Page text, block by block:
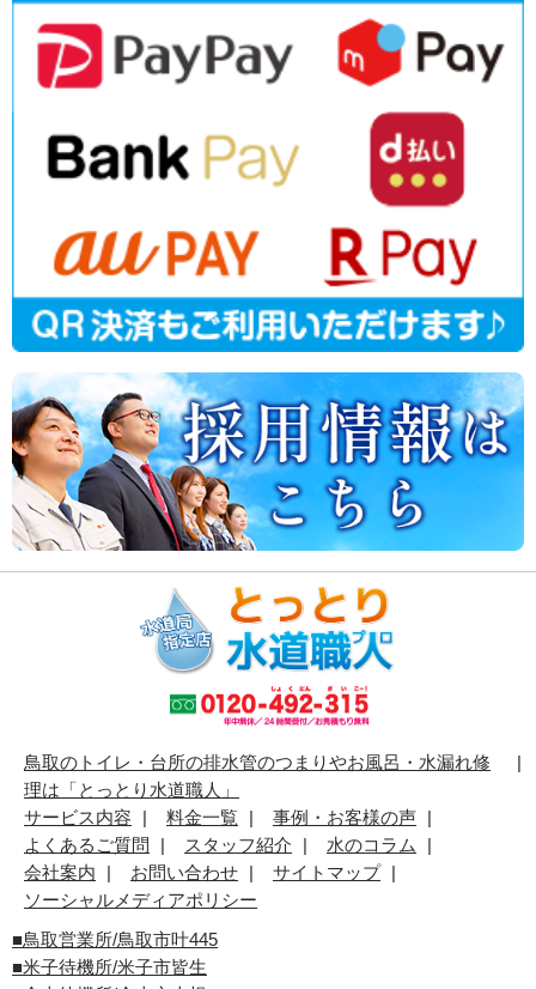
鳥取のトイレ・台所の排水管のつまりやお風呂・水漏れ修
理は「とっとり水道職人」
サービス内容
料金一覧
事例・お客様の声
よくあるご質問
スタッフ紹介
水のコラム
会社案内
お問い合わせ
サイトマップ
ソーシャルメディアポリシー
■鳥取営業所/鳥取市叶445
■米子待機所/米子市皆生